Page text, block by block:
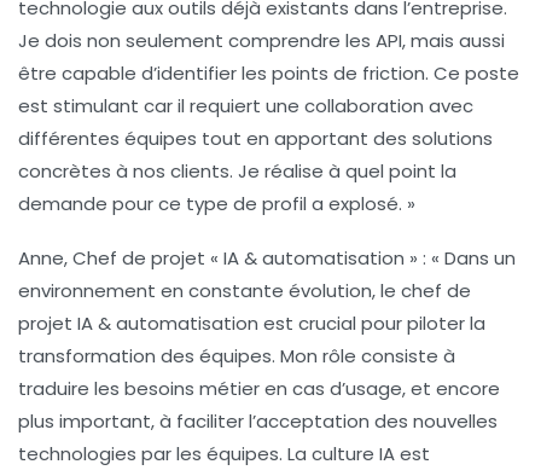
technologie aux outils déjà existants dans l’entreprise.
Je dois non seulement comprendre les API, mais aussi
être capable d’identifier les points de friction. Ce poste
est stimulant car il requiert une collaboration avec
différentes équipes tout en apportant des solutions
concrètes à nos clients. Je réalise à quel point la
demande pour ce type de profil a explosé. »
Anne, Chef de projet « IA & automatisation » : « Dans un
environnement en constante évolution, le chef de
projet IA & automatisation est crucial pour piloter la
transformation des équipes. Mon rôle consiste à
traduire les besoins métier en cas d’usage, et encore
plus important, à faciliter l’acceptation des nouvelles
technologies par les équipes. La culture IA est